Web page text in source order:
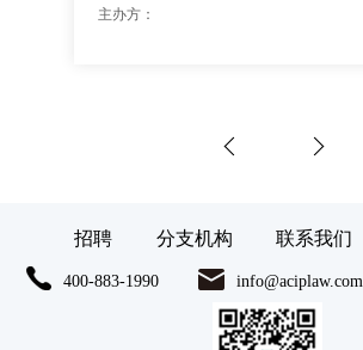
主办方：
招聘 分支机构 联系我们
400-883-1990 info@aciplaw.com